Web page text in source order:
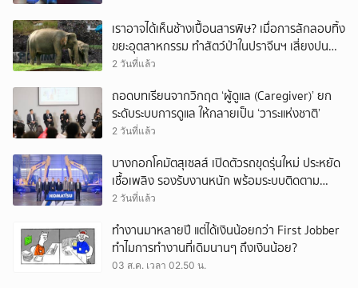
เราอาจได้เห็นช้างเปื้อนสารพิษ? เมื่อการลักลอบทิ้ง
ขยะอุตสาหกรรม ทำสัตว์ป่าในปราจีนฯ เสี่ยงปน
เปื้อน
2 วันที่แล้ว
ถอดบทเรียนจากวิกฤต ‘ผู้ดูแล (Caregiver)’ ยก
ระดับระบบการดูแล ให้กลายเป็น ‘วาระแห่งชาติ’
2 วันที่แล้ว
บางกอกโคมัตสุเซลส์ เปิดตัวรถขุดรุ่นใหม่ ประหยัด
เชื้อเพลิง รองรับงานหนัก พร้อมระบบติดตาม
เครื่องจักรผ่านดาวเทียม
2 วันที่แล้ว
ทำงานมาหลายปี แต่ได้เงินน้อยกว่า First Jobber
ทำไมการทำงานที่เดิมนานๆ ถึงเงินน้อย?
03 ส.ค. เวลา 02.50 น.